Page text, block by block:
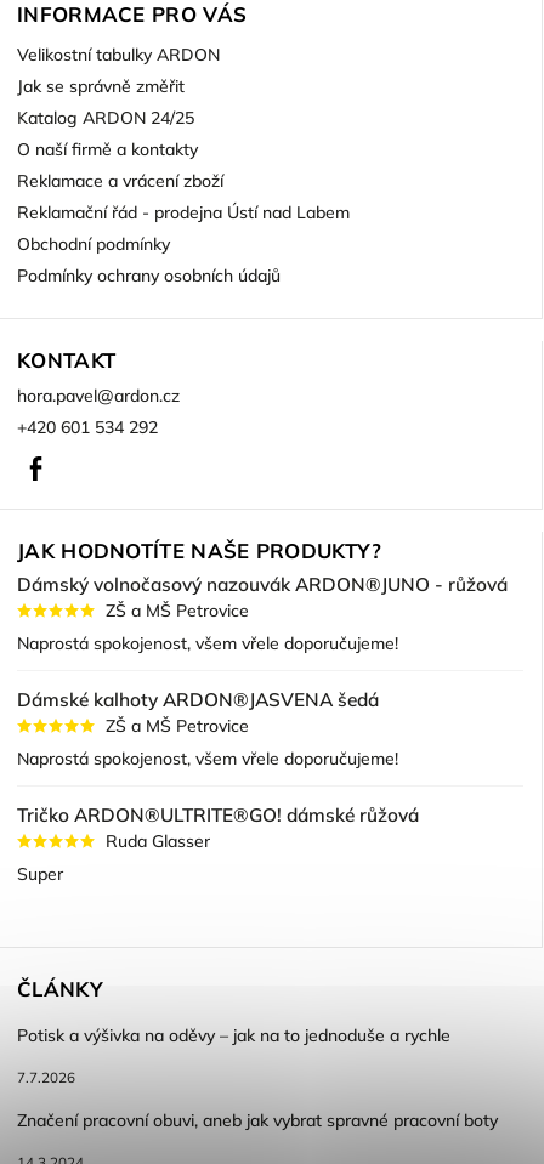
INFORMACE PRO VÁS
Velikostní tabulky ARDON
Jak se správně změřit
Katalog ARDON 24/25
O naší firmě a kontakty
Reklamace a vrácení zboží
Reklamační řád - prodejna Ústí nad Labem
Obchodní podmínky
Podmínky ochrany osobních údajů
KONTAKT
hora.pavel@ardon.cz
+420 601 534 292
JAK HODNOTÍTE NAŠE PRODUKTY?
Dámský volnočasový nazouvák ARDON®JUNO - růžová
ZŠ a MŠ Petrovice
Naprostá spokojenost, všem vřele doporučujeme!
Dámské kalhoty ARDON®JASVENA šedá
ZŠ a MŠ Petrovice
Naprostá spokojenost, všem vřele doporučujeme!
Tričko ARDON®ULTRITE®GO! dámské růžová
Ruda Glasser
Super
ČLÁNKY
Potisk a výšivka na oděvy – jak na to jednoduše a rychle
7.7.2026
Značení pracovní obuvi, aneb jak vybrat spravné pracovní boty